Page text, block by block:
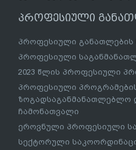
პროფესიული
პროფესიული განათლების
პროფესიული
2023 წლის პროფესიული
პროფესიული
ზოგადსაგანმანათლებლო
ჩამონათვალი
ეროვნული პროფესიული
სექტორული